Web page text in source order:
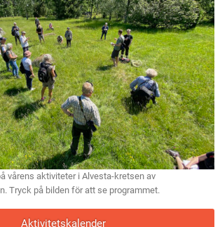
vårens aktiviteter i Alvesta-kretsen av
Tryck på bilden för att se programmet.
Aktivitetskalender